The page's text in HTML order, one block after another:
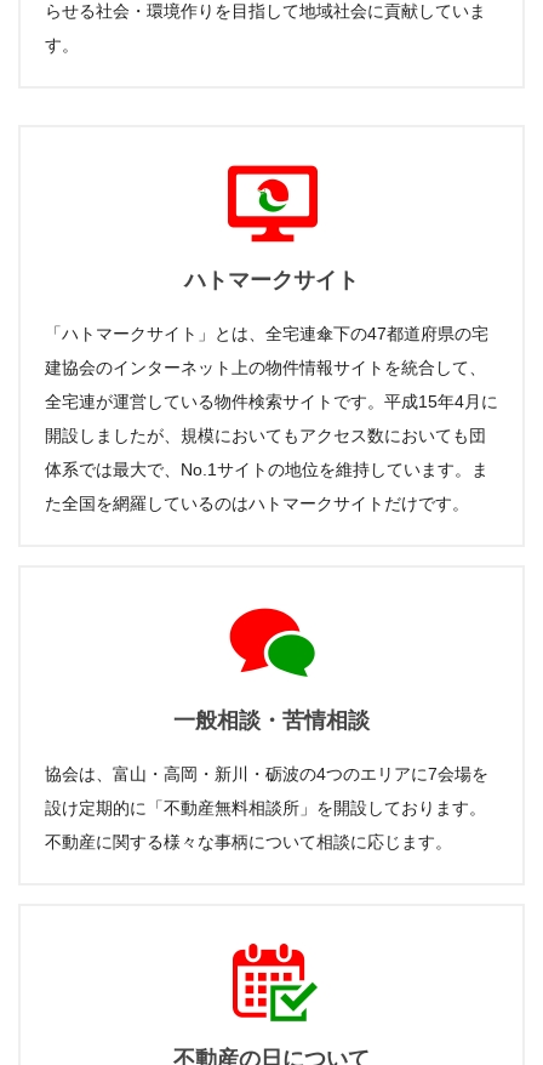
らせる社会・環境作りを目指して地域社会に貢献していま
す。
ハトマークサイト
「ハトマークサイト」とは、全宅連傘下の47都道府県の宅
建協会のインターネット上の物件情報サイトを統合して、
全宅連が運営している物件検索サイトです。平成15年4月に
開設しましたが、規模においてもアクセス数においても団
体系では最大で、No.1サイトの地位を維持しています。ま
た全国を網羅しているのはハトマークサイトだけです。
一般相談・苦情相談
協会は、富山・高岡・新川・砺波の4つのエリアに7会場を
設け定期的に「不動産無料相談所」を開設しております。
不動産に関する様々な事柄について相談に応じます。
不動産の日について